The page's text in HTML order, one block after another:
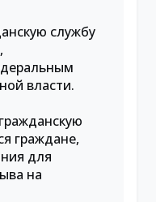
службу
власти.
граждане,
для
на